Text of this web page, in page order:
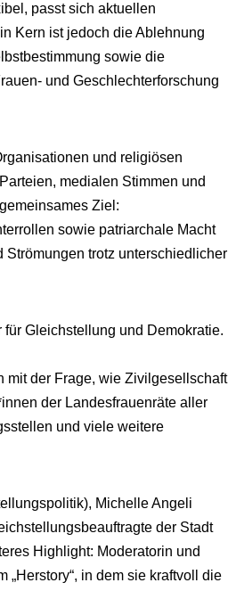
passt sich aktuellen
Kern ist jedoch die Ablehnung
sowie die
und Geschlechterforschung
und religiösen
medialen Stimmen und
Ziel:
sowie patriarchale Macht
trotz unterschiedlicher
Gleichstellung und Demokratie.
mit der Frage, wie Zivilgesellschaft
der Landesfrauenräte aller
und viele weitere
Michelle Angeli
der Stadt
Highlight: Moderatorin und
in dem sie kraftvoll die